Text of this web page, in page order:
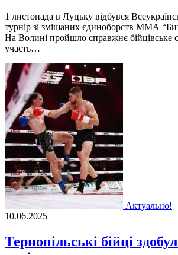
1 листопада в Луцьку відбувся
турнір зі змішаних єдиноборств ММА
На Волині пройшло справжнє бійцівське
участь…
Актуально!
10.06.2025
Тернопільські бійці